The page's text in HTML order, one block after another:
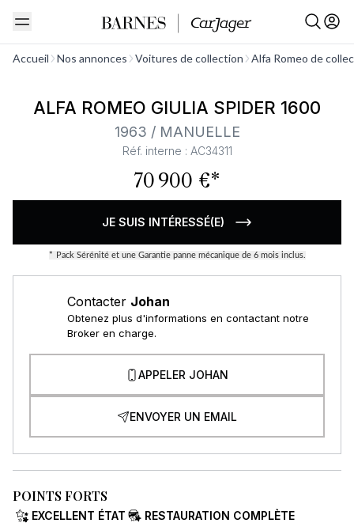
Accueil Nos annonces Voitures de collection Alfa Romeo de
Voir tout
ALFA ROMEO GIULIA SPIDER 1600
1963 / MANUELLE
Réf. interne : AC34311
70 900 €*
JE SUIS INTÉRESSÉ(E)
* Pack Sérénité et une Garantie panne mécanique de 6 mois inclus.
Contacter Johan
Obtenez plus d'informations en contactant notre
Broker en charge.
APPELER JOHAN
ENVOYER UN EMAIL
POINTS FORTS
EXCELLENT ÉTAT RESTAURATION COMPLÈTE